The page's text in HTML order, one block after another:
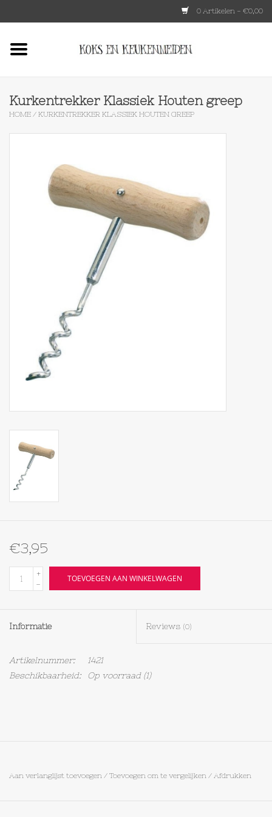
0 Artikelen - €0,00
Lenta Living
Koffie & Thee
Lifestyle
Keukenspullen
Food
Boeken
Textiel
Olieflessen
Kurkentrekker Klassiek Houten greep
HOME / KURKENTREKKER KLASSIEK HOUTEN GREEP
€3,95
+
-
TOEVOEGEN AAN WINKELWAGEN
Informatie Reviews (0)
Artikelnummer:
1421
Beschikbaarheid:
Op voorraad(1)
Aan verlanglijst toevoegen / Toevoegen om te vergelijken / Afdrukken